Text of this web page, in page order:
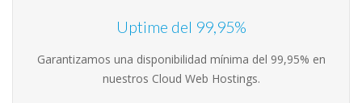
Uptime del 99,95%
Garantizamos una disponibilidad mínima del 99,95% en
nuestros Cloud Web Hostings.